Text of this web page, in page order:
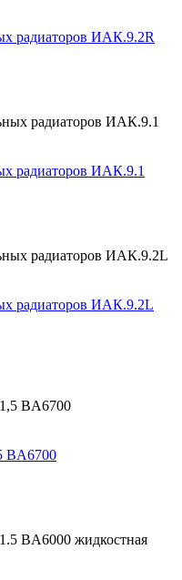
радиаторов ИАК.9.2R
радиаторов ИАК.9.1
радиаторов ИАК.9.2L
BA6700